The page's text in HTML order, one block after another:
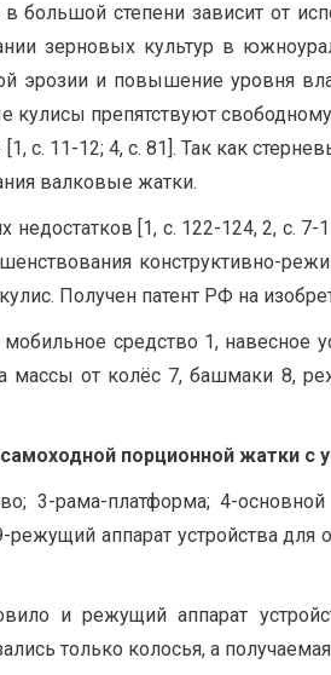
степени зависит от
зерновых культур в
эрозии и повышение уровня
кулисы препятствуют
с. 11-12; 4, с. 81]. Так как
валковые жатки.
[1, с. 122-124, 2, с.
конструктивно-
Получен патент РФ на
средство 1,
массы от колёс 7, башмаки 8,
порционной жатки с
3-рама-платформа; 4-
аппарат устройства для
и режущий аппарат
только колосья, а